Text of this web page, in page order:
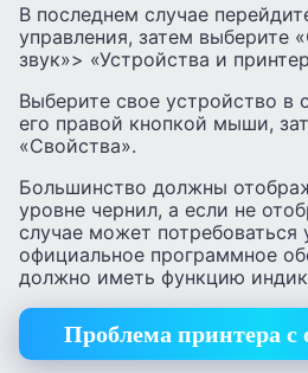
В последнем случае
управления, затем выберите
звук»> «Устройства и
Выберите свое устройство в
его правой кнопкой мыши,
«Свойства».
Большинство должны
уровне чернил, а если не
случае может потребоваться
официальное программное
должно иметь функцию
Проблема принтера с